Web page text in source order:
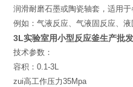
润滑耐磨石墨或陶瓷轴套，适用
例如：气液反应、气液固反应、
3L实验室用小型反应釜生产批发
技术参数：
容积：0.1-3L
zui高工作压力35Mpa